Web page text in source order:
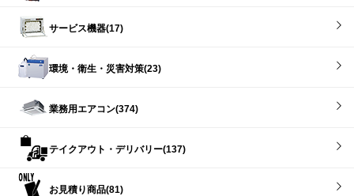
サービス機器(17)
環境・衛生・災害対策(23)
業務用エアコン(374)
テイクアウト・デリバリー(137)
お見積り商品(81)